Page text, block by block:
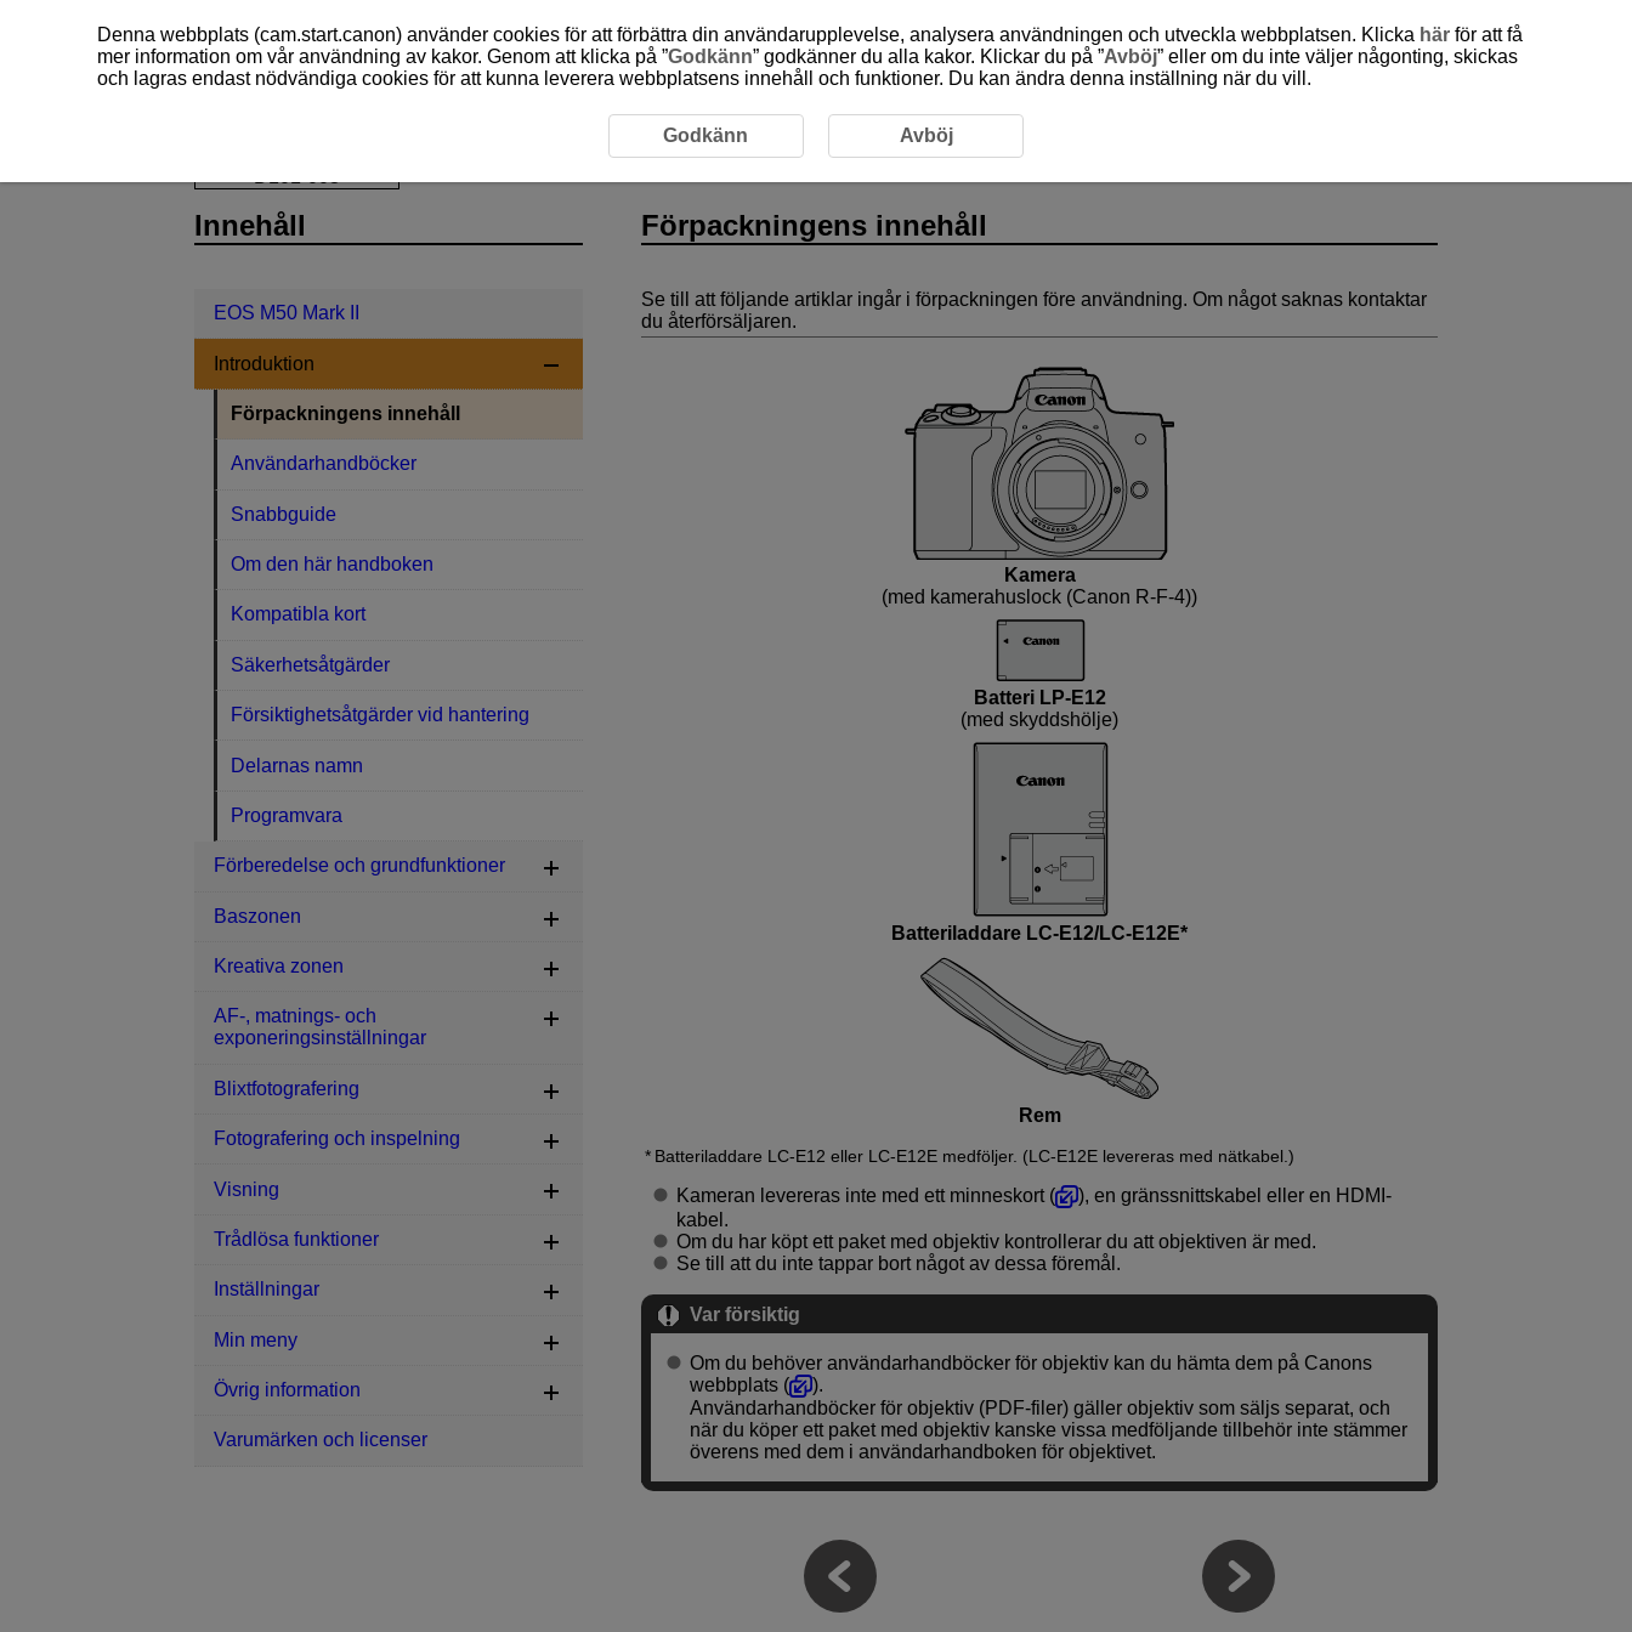
Förpackningens innehåll
Förpackningens innehåll
Se till att följande artiklar ingår i förpackningen före användning. Om något saknas kontaktar
du återförsäljaren.
Kamera
(med kamerahuslock (Canon R-F-4))
Batteri LP-E12
(med skyddshölje)
Batteriladdare LC-E12/LC-E12E*
Rem
Batteriladdare LC-E12 eller LC-E12Emedföljer. (LC-E12Elevereras med nätkabel.)
Kameran levereras inte med ett minneskort (
), en gränssnittskabel eller en HDMI-
kabel.
Om du har köpt ett paket med objektiv kontrollerar du att objektiven är med.
Se till att du inte tappar bort något av dessa föremål.
Var försiktig
Om du behöver användarhandböcker för objektiv kan du hämta dem på Canons
webbplats (
).
Användarhandböcker för objektiv (PDF-filer) gäller objektiv som säljs separat, och
när du köper ett paket med objektiv kanske vissa medföljande tillbehör inte stämmer
överens med dem i användarhandboken för objektivet.
Innehåll
EOS M50 Mark II
Introduktion
Förpackningens innehåll
Användarhandböcker
Snabbguide
Om den här handboken
Kompatibla kort
Säkerhetsåtgärder
Försiktighetsåtgärder vid hantering
Delarnas namn
Programvara
Förberedelse och grundfunktioner
Baszonen
Kreativa zonen
AF-, matnings- och
exponeringsinställningar
Blixtfotografering
Fotografering och inspelning
Visning
Trådlösa funktioner
Inställningar
Min meny
Övrig information
Varumärken och licenser
Denna webbplats (cam.start.canon) använder cookies för att förbättra din användarupplevelse, analysera användningen och utveckla webbplatsen. Klicka här för att få
mer information om vår användning av kakor. Genom att klicka på ”Godkänn” godkänner du alla kakor. Klickar du på ”Avböj” eller om du inte väljer någonting, skickas
och lagras endast nödvändiga cookies för att kunna leverera webbplatsens innehåll och funktioner. Du kan ändra denna inställning när du vill.
Godkänn Avböj